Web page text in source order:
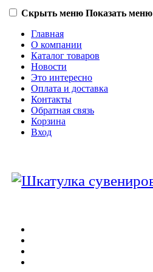
Скрыть меню Показать меню
Главная
О компании
Каталог товаров
Новости
Это интересно
Оплата и доставка
Контакты
Обратная связь
Корзина
Вход